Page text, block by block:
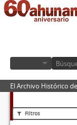
El Archivo Histórico
Filtros